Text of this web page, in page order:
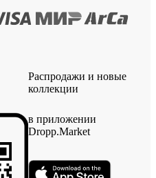
Распродажи и новые
коллекции
в приложении
Dropp.Market